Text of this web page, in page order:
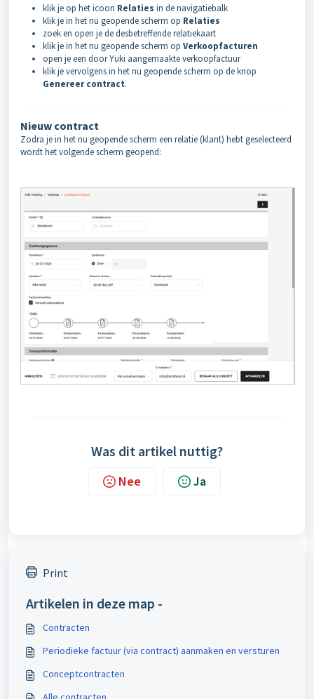
klik je op het icoon Relaties in de navigatiebalk
klik je in het nu geopende scherm op Relaties
zoek en open je de desbetreffende relatiekaart
klik je in het nu geopende scherm op Verkoopfacturen
open je een door Yuki aangemaakte verkoopfactuur
klik je vervolgens in het nu geopende scherm op de knop
Genereer contract.
Nieuw contract
Zodra je in het nu geopende scherm een relatie (klant) hebt geselecteerd
wordt het volgende scherm geopend:
Was dit artikel nuttig?
Nee Ja
Print
Artikelen in deze map -
Contracten
Periodieke factuur (via contract) aanmaken en versturen
Conceptcontracten